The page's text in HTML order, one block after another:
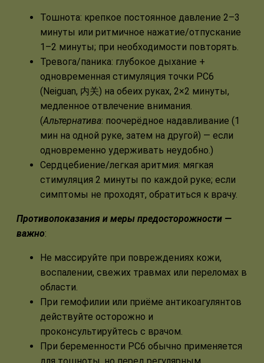
Тошнота: крепкое постоянное давление 2–3
минуты или ритмичное нажатие/отпускание
1–2 минуты; при необходимости повторять.
Тревога/паника: глубокое дыхание +
одновременная стимуляция точки PC6
(Neiguan, 内关) на обеих руках, 2×2 минуты,
медленное отвлечение внимания.
(Альтернатива: поочерёдное надавливание (1
мин на одной руке, затем на другой) — если
одновременно удерживать неудобно.)
Сердцебиение/легкая аритмия: мягкая
стимуляция 2 минуты по каждой руке; если
симптомы не проходят, обратиться к врачу.
Противопоказания и меры предосторожности —
важно:
Не массируйте при повреждениях кожи,
воспалении, свежих травмах или переломах в
области.
При гемофилии или приёме антикоагулянтов
действуйте осторожно и
проконсультируйтесь с врачом.
При беременности PC6 обычно применяется